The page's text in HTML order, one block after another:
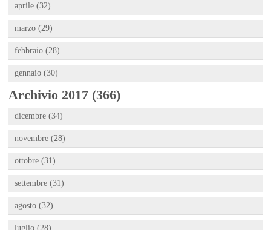
aprile (32)
marzo (29)
febbraio (28)
gennaio (30)
Archivio 2017 (366)
dicembre (34)
novembre (28)
ottobre (31)
settembre (31)
agosto (32)
luglio (28)